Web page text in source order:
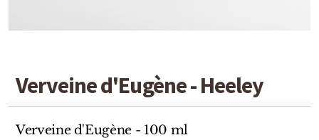
Verveine d'Eugène - Heeley
Verveine d'Eugène - 100 ml
Stéphane Humbert Lucas
Perris Monte-carlo
Robert Piguet